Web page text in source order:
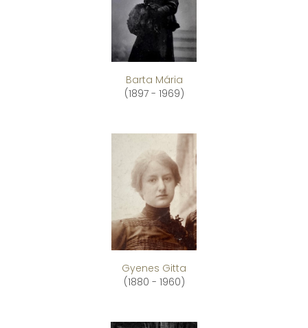
Barta Mária
(1897 - 1969)
Gyenes Gitta
(1880 - 1960)